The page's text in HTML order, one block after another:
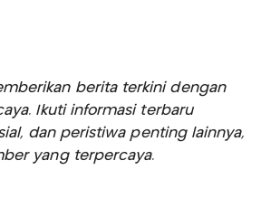
berita terkini dengan
Ikuti informasi terbaru
dan peristiwa penting lainnya,
yang terpercaya.